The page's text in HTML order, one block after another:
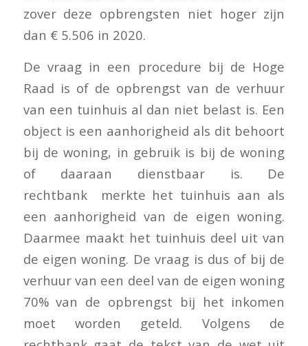
zover deze opbrengsten niet hoger zijn
dan € 5.506 in 2020.
De vraag in een procedure bij de Hoge
Raad is of de opbrengst van de verhuur
van een tuinhuis al dan niet belast is. Een
object is een aanhorigheid als dit behoort
bij de woning, in gebruik is bij de woning
of daaraan dienstbaar is. De
rechtbank merkte het tuinhuis aan als
een aanhorigheid van de eigen woning.
Daarmee maakt het tuinhuis deel uit van
de eigen woning. De vraag is dus of bij de
verhuur van een deel van de eigen woning
70% van de opbrengst bij het inkomen
moet worden geteld. Volgens de